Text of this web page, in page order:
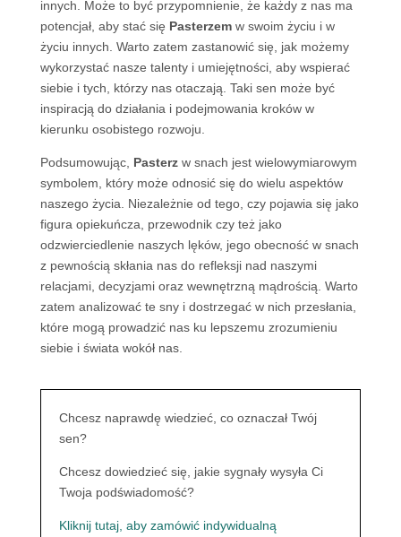
innych. Może to być przypomnienie, że każdy z nas ma
potencjał, aby stać się Pasterzemw swoim życiu i w
życiu innych. Warto zatem zastanowić się, jak możemy
wykorzystać nasze talenty i umiejętności, aby wspierać
siebie i tych, którzy nas otaczają. Taki sen może być
inspiracją do działania i podejmowania kroków w
kierunku osobistego rozwoju.
Podsumowując, Pasterzw snach jest wielowymiarowym
symbolem, który może odnosić się do wielu aspektów
naszego życia. Niezależnie od tego, czy pojawia się jako
figura opiekuńcza, przewodnik czy też jako
odzwierciedlenie naszych lęków, jego obecność w snach
z pewnością skłania nas do refleksji nad naszymi
relacjami, decyzjami oraz wewnętrzną mądrością. Warto
zatem analizować te sny i dostrzegać w nich przesłania,
które mogą prowadzić nas ku lepszemu zrozumieniu
siebie i świata wokół nas.
Chcesz naprawdę wiedzieć, co oznaczał Twój
sen?
Chcesz dowiedzieć się, jakie sygnały wysyła Ci
Twoja podświadomość?
Kliknij tutaj, aby zamówić indywidualną